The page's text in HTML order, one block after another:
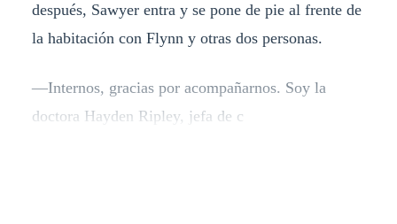
después, Sawyer entra y se pone de pie al frente de
la habitación con Flynn y otras dos personas.
—Internos, gracias por acompañarnos. Soy la
doctora Hayden Ripley, jefa de c